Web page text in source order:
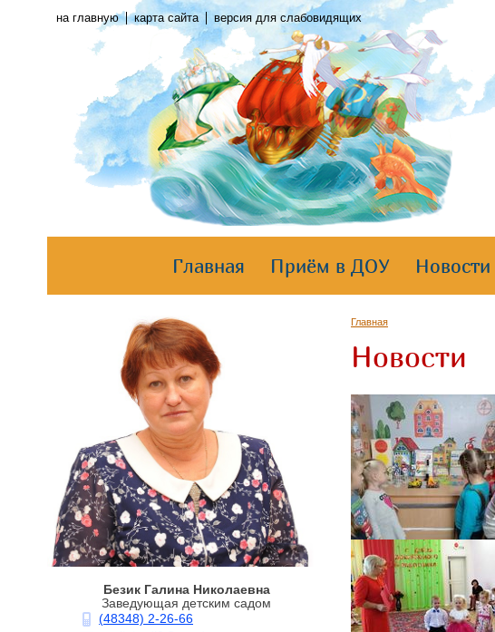
на главную карта сайта версия для слабовидящих
Главная Приём в ДОУ Новости
Безик Галина Николаевна
Заведующая детским садом
(48348) 2-26-66
Главная
Новости